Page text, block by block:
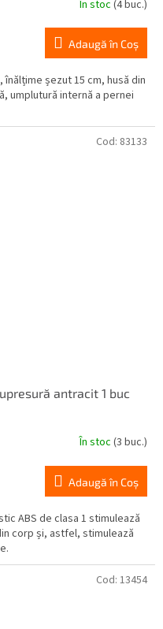
În stoc (4 buc.)
Adaugă în Coş
înălțime șezut 15 cm, husă din
umplutură internă a pernei
antracit 1 buc
În stoc (3 buc.)
Adaugă în Coş
ABS de clasa 1 stimulează
corp și, astfel, stimulează
Cod: 83133
Cod: 13454